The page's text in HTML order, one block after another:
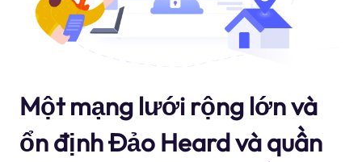
Một mạng lưới rộng lớn và
ổn định Đảo Heard và quần